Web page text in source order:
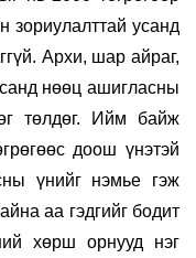
зориулалттай усанд
Архи, шар айраг,
нөөц ашигласны
төлдөг. Ийм байж
доош үнэтэй
үнийг нэмье гэж
аа гэдгийг бодит
хөрш орнууд нэг